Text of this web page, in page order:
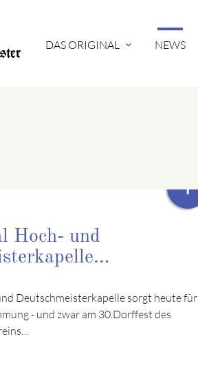
DAS ORIGINAL expand_more NEWS
Hoch- und
Deutschmeisterkapelle sorgt heute für
- und zwar am 30.Dorffest des
+